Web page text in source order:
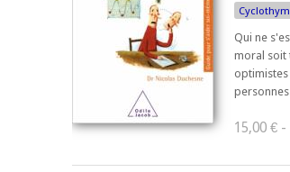
Qui ne
moral soit
optimistes
15,00 € -